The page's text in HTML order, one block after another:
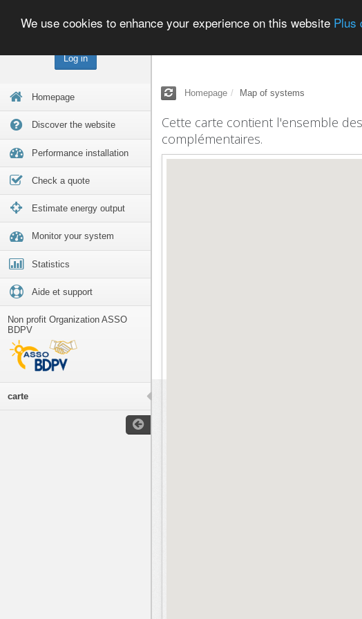
Log in
Homepage
Discover the website
Performance installation
Check a quote
Estimate energy output
Monitor your system
Statistics
Aide et support
Non profit Organization ASSO
BDPV
carte
We use cookies to enhance your experience on this website Plus
Homepage Map of systems
Cette carte contient l'ensemble
complémentaires.